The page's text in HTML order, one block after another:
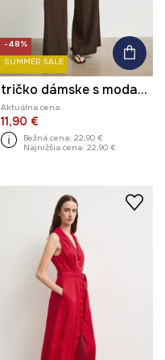
-48%
SUMMER SALE
tričko dámske s modalom hladké
Aktuálna cena:
11,90 €
Bežná cena: 22,90 €
Najnižšia cena: 22,90 €